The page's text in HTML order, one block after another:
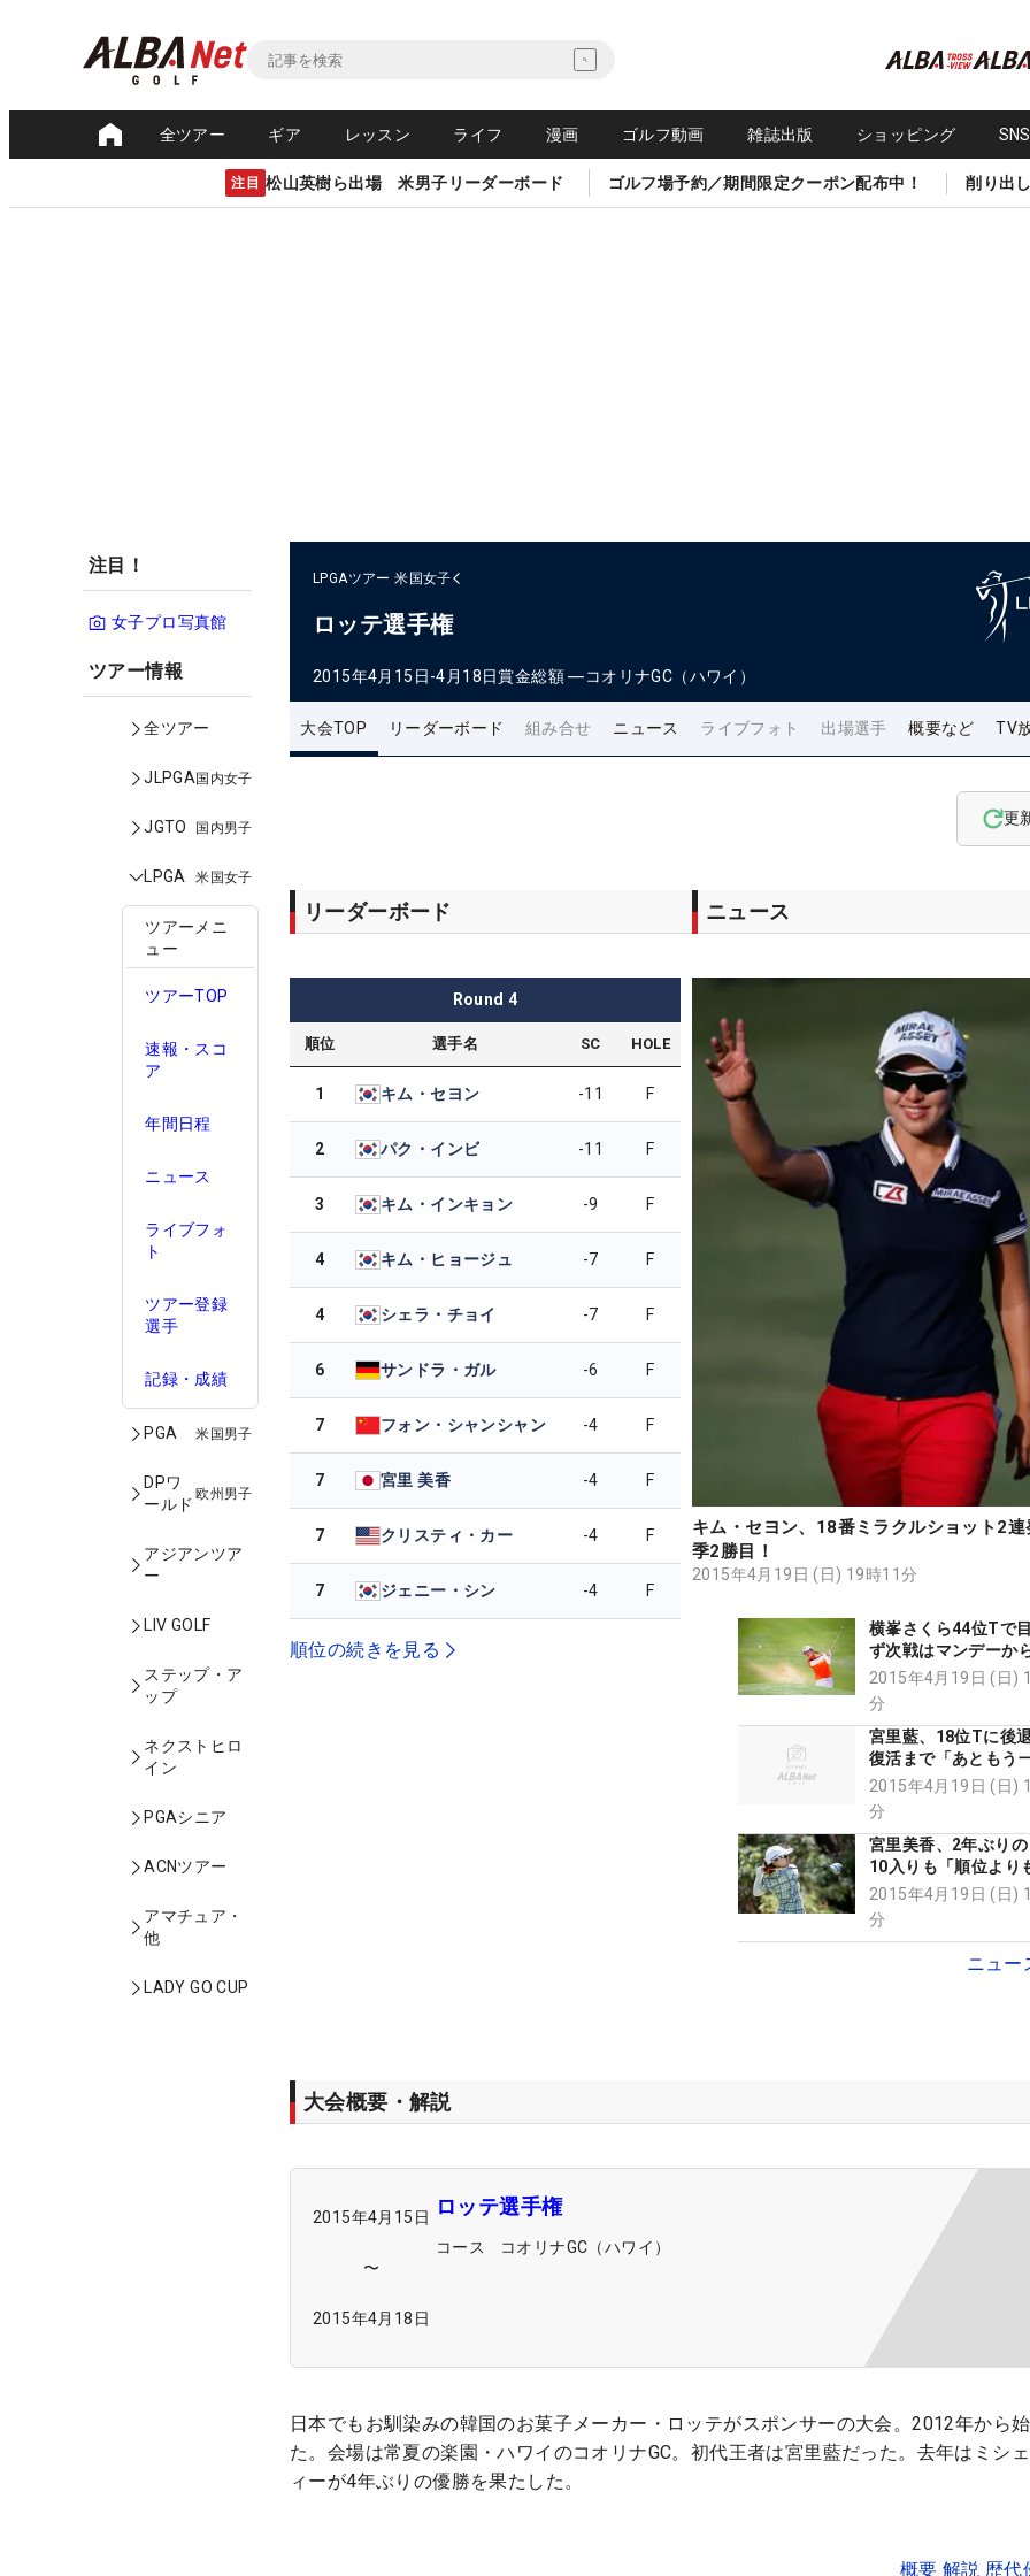
全ツアー ギア レッスン ライフ 漫画 ゴルフ動画 雑誌出版 ショッピング
注目 松山英樹ら出場 米男子リーダーボード ゴルフ場予約／期間限定クーポン配布中！ 削り出
注目！
女子プロ写真館
ツアー情報
全ツアー
JLPGA国内女子
JGTO 国内男子
LPGA 米国女子
ツアーメニ
ュー
ツアーTOP
速報・スコ
ア
年間日程
ニュース
ライブフォ
ト
ツアー登録
選手
記録・成績
PGA 米国男子
DPワ
ールド
欧州男子
アジアンツア
ー
LIV GOLF
ステップ・ア
ップ
ネクストヒロ
イン
PGAシニア
ACNツアー
アマチュア・
他
LADY GO CUP
LPGAツアー 米国女子
ロッテ選手権
2015年4月15日-4月18日賞金総額 ―コオリナGC（ハワイ）
大会TOP リーダーボード 組み合せ ニュース ライブフォト 出場選手 概要など TV
更
リーダーボード
Round 4
順位 選手名 SC HOLE
1 キム・セヨン -11 F
2 パク・インビ -11 F
3 キム・インキョン -9 F
4 キム・ヒョージュ -7 F
4 シェラ・チョイ -7 F
6 サンドラ・ガル -6 F
7 フォン・シャンシャン -4 F
7 宮里 美香 -4 F
7 クリスティ・カー -4 F
7 ジェニー・シン -4 F
順位の続きを見る
ニュース
キム・セヨン、18番ミラクルショット2連
季2勝目！
2015年4月19日 (日) 19時11分
横峯さくら44位Tで
ず次戦はマンデーか
ーキーはほんとに大
2015年4月19日 (日)
分
宮里藍、18位Tに後
復活まで「あともう
りです」
2015年4月19日 (日)
分
宮里美香、2年ぶり
10入りも「順位より
すごく悔しい」
2015年4月19日 (日)
分
ニュー
大会概要・解説
2015年4月15日
〜
2015年4月18日
ロッテ選手権
コース コオリナGC（ハワイ）
日本でもお馴染みの韓国のお菓子メーカー・ロッテがスポンサーの大会。2012年から
た。会場は常夏の楽園・ハワイのコオリナGC。初代王者は宮里藍だった。去年はミシ
ィーが4年ぶりの優勝を果たした。
概要 解説 歴代